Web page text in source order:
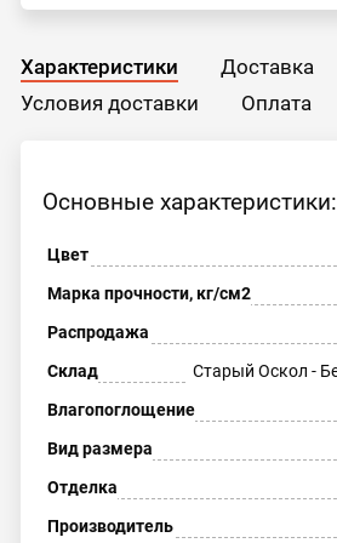
Характеристики
Доставка
Условия доставки
Оплата
Основные характеристики:
Цвет
Марка прочности, кг/см2
Распродажа
Склад
Старый Оскол -
Влагопоглощение
Вид размера
Отделка
Производитель